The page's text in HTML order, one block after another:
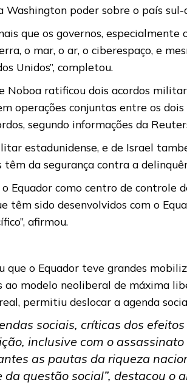
Washington poder sobre o país sul-
que os governos, especialmente
o mar, o ar, o ciberespaço, e
Unidos”, completou.
Noboa ratificou dois acordos
operações conjuntas entre os
segundo informações da
estadunidense, e de Israel
da segurança contra a
Equador como centro de controle
têm sido desenvolvidos com o
afirmou.
que o Equador teve grandes
ao modelo neoliberal de máxima
permitiu deslocar a agenda
sociais, críticas dos
inclusive com o
as pautas da riqueza
da questão social”, destacou o